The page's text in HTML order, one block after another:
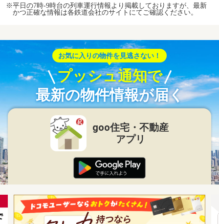
※平日の7時-9時台の列車運行情報より掲載しておりますが、最新
かつ正確な情報は各鉄道会社のサイトにてご確認ください。
お気に入りの物件を見逃さない！
プッシュ通知で
最新の物件情報が届く
goo住宅・不動産
アプリ